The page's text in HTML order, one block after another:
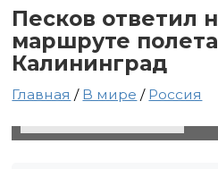
Песков ответил
маршруте
Калининград
Главная / В мире / Россия